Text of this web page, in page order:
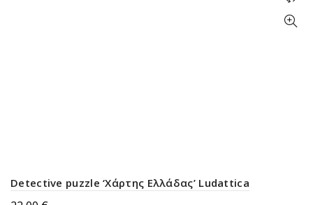
Detective puzzle ‘Χάρτης Ελλάδας’ Ludattica